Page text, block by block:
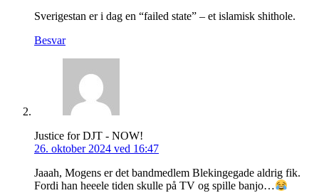
Sverigestan er i dag en “failed state” – et islamisk shithole.
Besvar
Justice for DJT - NOW!
26. oktober 2024 ved 16:47
Jaaah, Mogens er det bandmedlem Blekingegade aldrig fik.
Fordi han heeele tiden skulle på TV og spille banjo…